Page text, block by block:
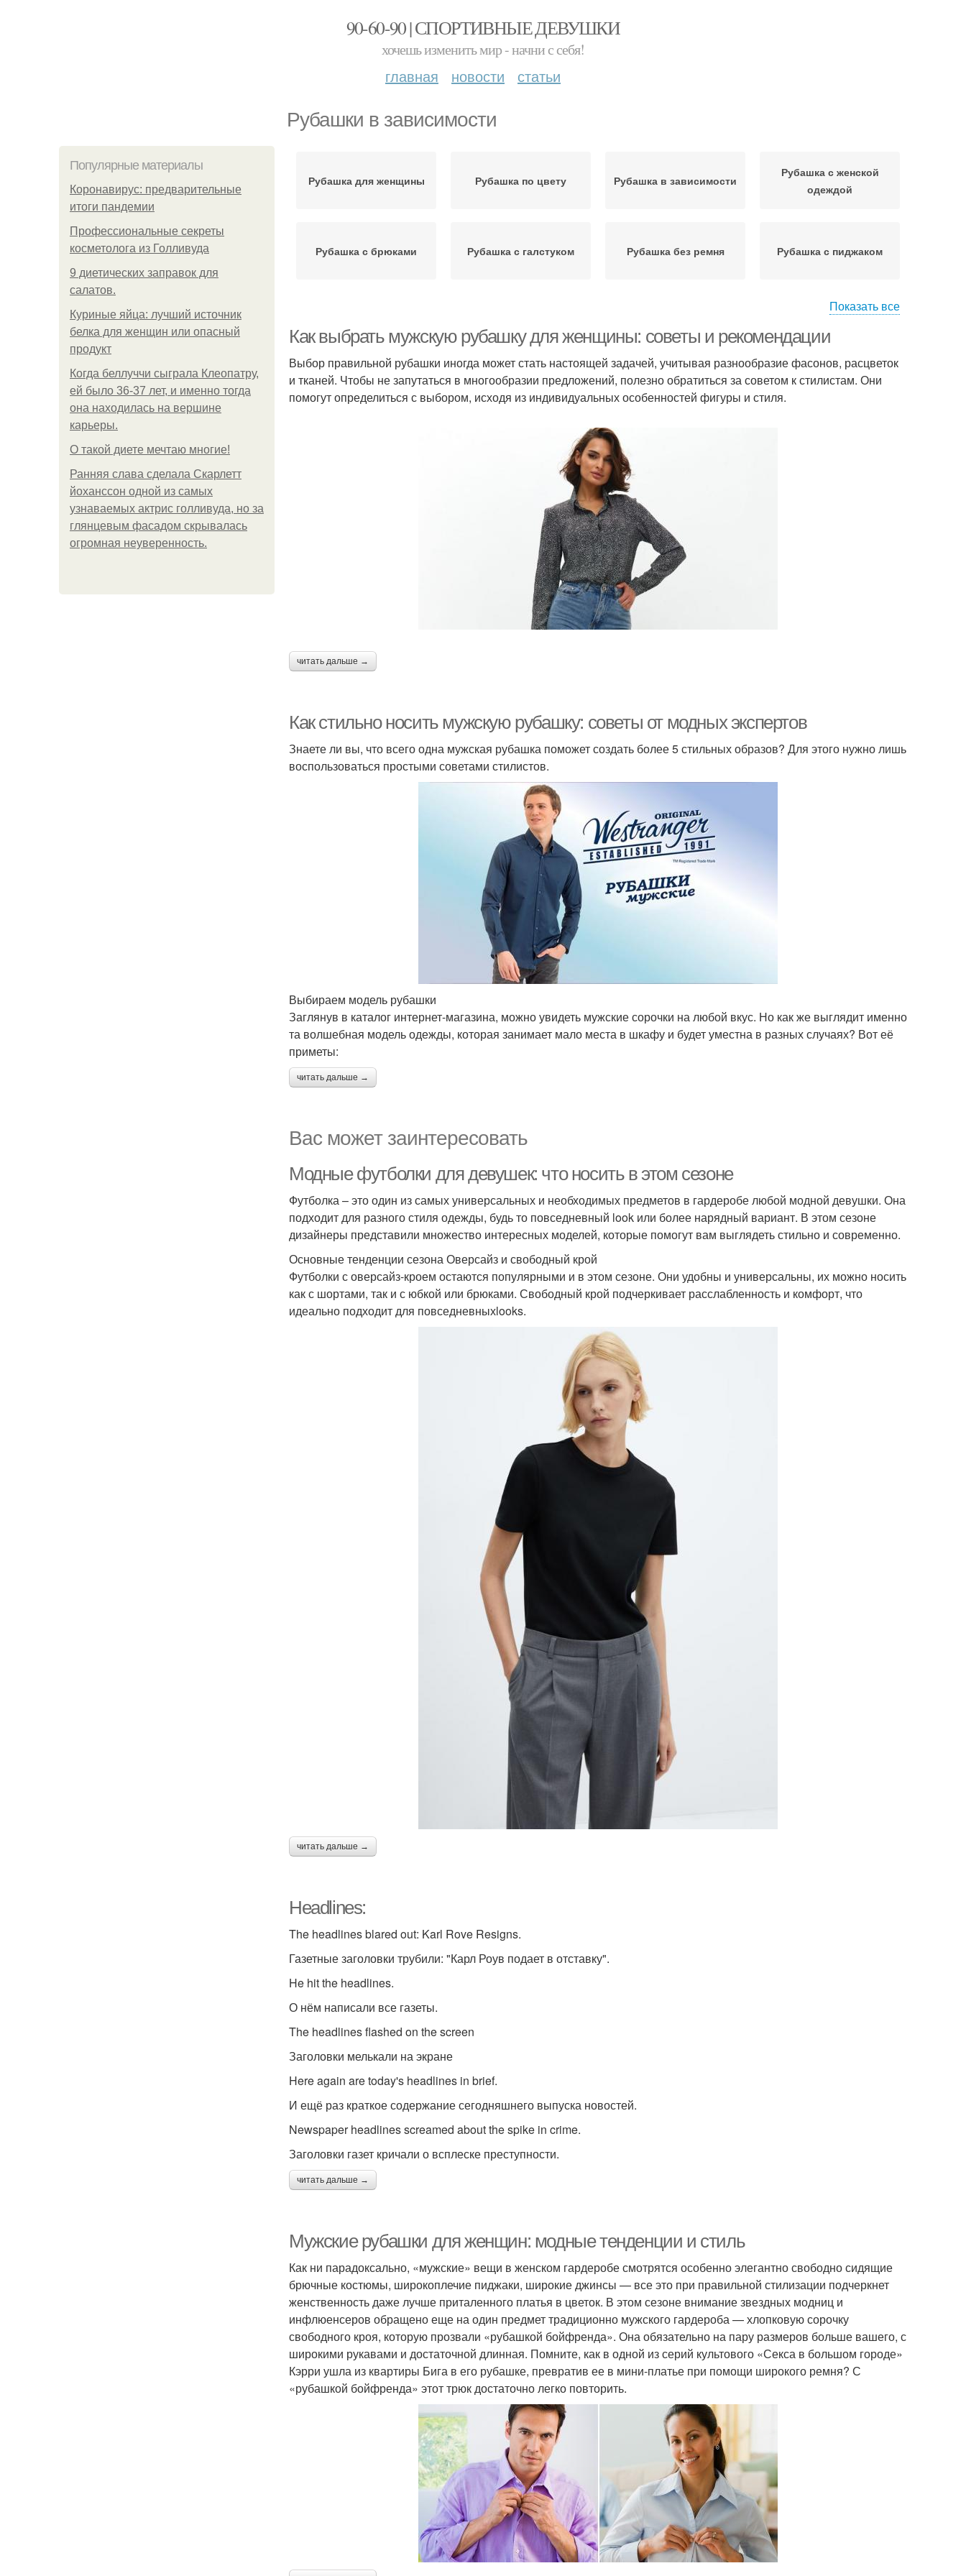
90-60-90 | СПОРТИВНЫЕ ДЕВУШКИ
хочешь изменить мир - начни с себя!
главная новости статьи
Рубашки в зависимости
Популярные материалы
Коронавирус: предварительные
итоги пандемии
Профессиональные секреты
косметолога из Голливуда
9 диетических заправок для
салатов.
Куриные яйца: лучший источник
белка для женщин или опасный
продукт
Когда беллуччи сыграла Клеопатру,
ей было 36-37 лет, и именно тогда
она находилась на вершине
карьеры.
О такой диете мечтаю многие!
Ранняя слава сделала Скарлетт
йоханссон одной из самых
узнаваемых актрис голливуда, но за
глянцевым фасадом скрывалась
огромная неуверенность.
Рубашка для женщины Рубашка по цвету Рубашка в зависимости
Рубашка с женской
одеждой
Рубашка с брюками Рубашка с галстуком Рубашка без ремня Рубашка с пиджаком
Показать все
Как выбрать мужскую рубашку для женщины: советы и рекомендации
Выбор правильной рубашки иногда может стать настоящей задачей, учитывая разнообразие фасонов, расцветок
и тканей. Чтобы не запутаться в многообразии предложений, полезно обратиться за советом к стилистам. Они
помогут определиться с выбором, исходя из индивидуальных особенностей фигуры и стиля.
читать дальше →
Как стильно носить мужскую рубашку: советы от модных экспертов
Знаете ли вы, что всего одна мужская рубашка поможет создать более 5 стильных образов? Для этого нужно лишь
воспользоваться простыми советами стилистов.
Выбираем модель рубашки
Заглянув в каталог интернет-магазина, можно увидеть мужские сорочки на любой вкус. Но как же выглядит именно
та волшебная модель одежды, которая занимает мало места в шкафу и будет уместна в разных случаях? Вот её
приметы:
читать дальше →
Вас может заинтересовать
Модные футболки для девушек: что носить в этом сезоне
Футболка – это один из самых универсальных и необходимых предметов в гардеробе любой модной девушки. Она
подходит для разного стиля одежды, будь то повседневный look или более нарядный вариант. В этом сезоне
дизайнеры представили множество интересных моделей, которые помогут вам выглядеть стильно и современно.
Основные тенденции сезона Оверсайз и свободный крой
Футболки с оверсайз-кроем остаются популярными и в этом сезоне. Они удобны и универсальны, их можно носить
как с шортами, так и с юбкой или брюками. Свободный крой подчеркивает расслабленность и комфорт, что
идеально подходит для повседневныхlooks.
читать дальше →
Headlines:
The headlines blared out: Karl Rove Resigns.
Газетные заголовки трубили: "Карл Роув подает в отставку".
He hit the headlines.
О нём написали все газеты.
The headlines flashed on the screen
Заголовки мелькали на экране
Here again are today's headlines in brief.
И ещё раз краткое содержание сегодняшнего выпуска новостей.
Newspaper headlines screamed about the spike in crime.
Заголовки газет кричали о всплеске преступности.
читать дальше →
Мужские рубашки для женщин: модные тенденции и стиль
Как ни парадоксально, «мужские» вещи в женском гардеробе смотрятся особенно элегантно свободно сидящие
брючные костюмы, широкоплечие пиджаки, широкие джинсы — все это при правильной стилизации подчеркнет
женственность даже лучше приталенного платья в цветок. В этом сезоне внимание звездных модниц и
инфлюенсеров обращено еще на один предмет традиционно мужского гардероба — хлопковую сорочку
свободного кроя, которую прозвали «рубашкой бойфренда». Она обязательно на пару размеров больше вашего, с
широкими рукавами и достаточной длинная. Помните, как в одной из серий культового «Секса в большом городе»
Кэрри ушла из квартиры Бига в его рубашке, превратив ее в мини-платье при помощи широкого ремня? С
«рубашкой бойфренда» этот трюк достаточно легко повторить.